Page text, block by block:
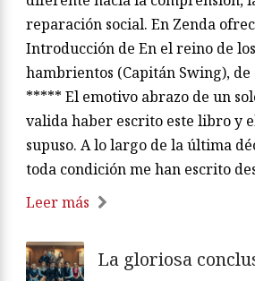
reparación social. En Zenda
Introducción de En el reino de
hambrientos (Capitán Swing), de
***** El emotivo abrazo de un
valida haber escrito este libro y
supuso. A lo largo de la última
toda condición me han escrito
Leer más
La gloriosa